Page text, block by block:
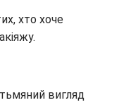
хто хоче
вигляд